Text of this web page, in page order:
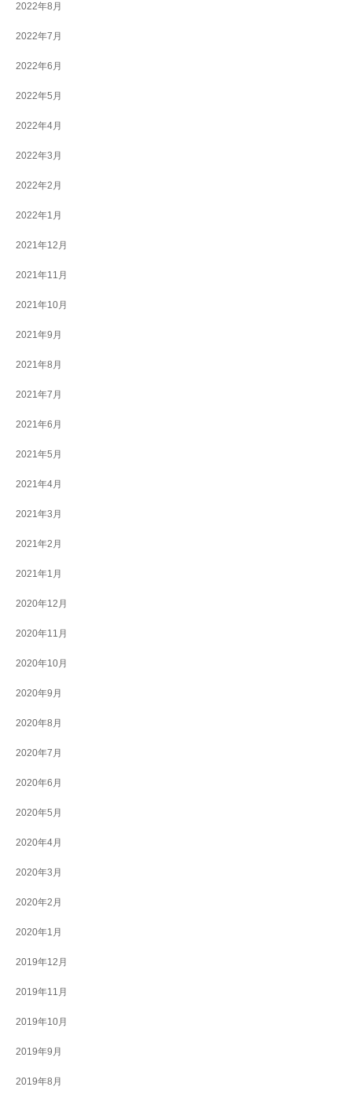
2022年8月
2022年7月
2022年6月
2022年5月
2022年4月
2022年3月
2022年2月
2022年1月
2021年12月
2021年11月
2021年10月
2021年9月
2021年8月
2021年7月
2021年6月
2021年5月
2021年4月
2021年3月
2021年2月
2021年1月
2020年12月
2020年11月
2020年10月
2020年9月
2020年8月
2020年7月
2020年6月
2020年5月
2020年4月
2020年3月
2020年2月
2020年1月
2019年12月
2019年11月
2019年10月
2019年9月
2019年8月